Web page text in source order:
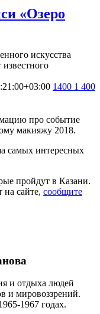
«Озеро
искусства
1400 1 400
про событие
макияжу 2018.
самых интересных
пройдут в Казани.
на сайте, сообщите
и отдыха людей
и мировоззрений.
1967 годах.